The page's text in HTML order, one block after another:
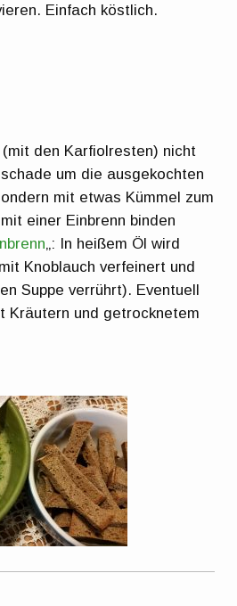
Einfach köstlich.
(mit den Karfiolresten) nicht
um die ausgekochten
mit etwas Kümmel zum
einer Einbrenn binden
„: In heißem Öl wird
Knoblauch verfeinert und
Suppe verrührt). Eventuell
Kräutern und getrocknetem